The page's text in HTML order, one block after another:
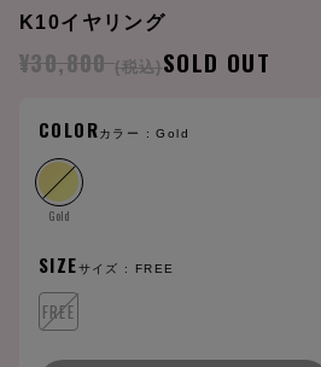
K10イヤリング
¥30,800 (税込)SOLD OUT
COLORカラー :Gold
Gold
SIZEサイズ : FREE
FREE